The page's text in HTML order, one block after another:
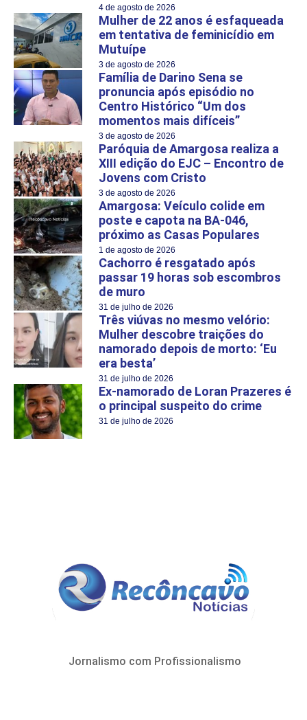
4 de agosto de 2026
Mulher de 22 anos é esfaqueada
em tentativa de feminicídio em
Mutuípe
3 de agosto de 2026
Família de Darino Sena se
pronuncia após episódio no
Centro Histórico “Um dos
momentos mais difíceis”
3 de agosto de 2026
Paróquia de Amargosa realiza a
XIII edição do EJC – Encontro de
Jovens com Cristo
3 de agosto de 2026
Amargosa: Veículo colide em
poste e capota na BA-046,
próximo as Casas Populares
1 de agosto de 2026
Cachorro é resgatado após
passar 19 horas sob escombros
de muro
31 de julho de 2026
Três viúvas no mesmo velório:
Mulher descobre traições do
namorado depois de morto: ‘Eu
era besta’
31 de julho de 2026
Ex-namorado de Loran Prazeres é
o principal suspeito do crime
31 de julho de 2026
Jornalismo com Profissionalismo